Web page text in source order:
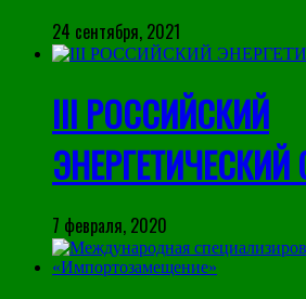
24 сентября, 2021
III РОССИЙСКИЙ
7 февраля, 2020